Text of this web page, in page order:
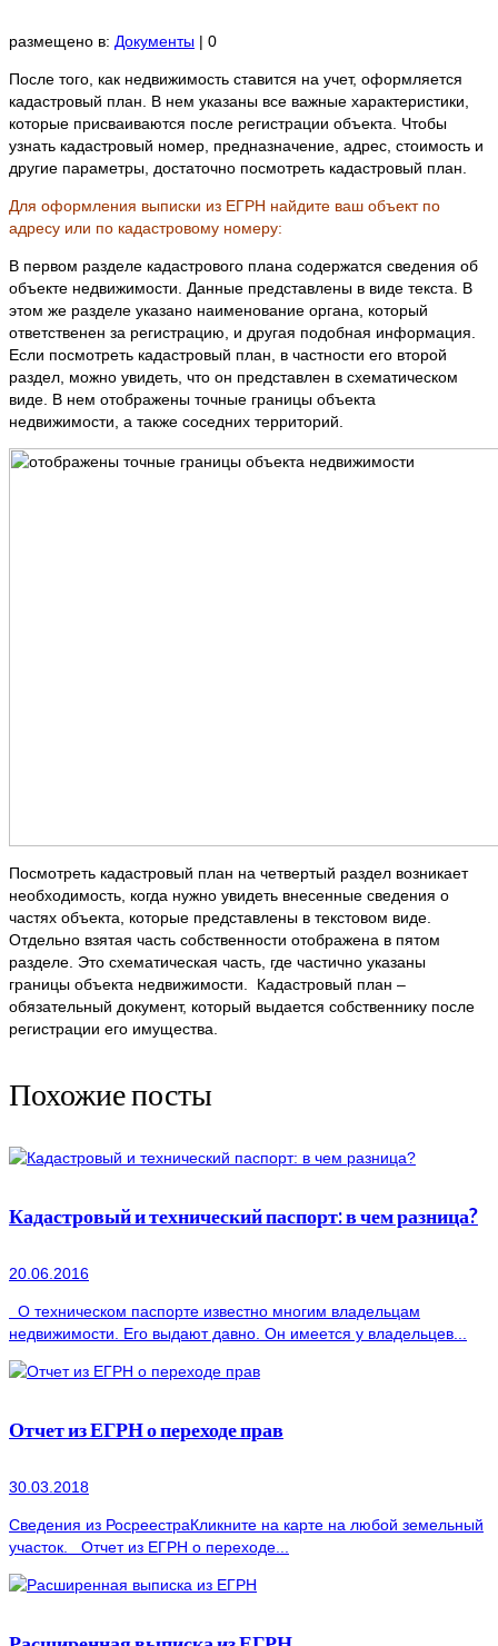
размещено в: Документы | 0
После того, как недвижимость ставится на учет, оформляется
кадастровый план. В нем указаны все важные характеристики,
которые присваиваются после регистрации объекта. Чтобы
узнать кадастровый номер, предназначение, адрес, стоимость и
другие параметры, достаточно посмотреть кадастровый план.
Для оформления выписки из ЕГРН найдите ваш объект по
адресу или по кадастровому номеру:
В первом разделе кадастрового плана содержатся сведения об
объекте недвижимости. Данные представлены в виде текста. В
этом же разделе указано наименование органа, который
ответственен за регистрацию, и другая подобная информация.
Если посмотреть кадастровый план, в частности его второй
раздел, можно увидеть, что он представлен в схематическом
виде. В нем отображены точные границы объекта
недвижимости, а также соседних территорий.
Посмотреть кадастровый план на четвертый раздел возникает
необходимость, когда нужно увидеть внесенные сведения о
частях объекта, которые представлены в текстовом виде.
Отдельно взятая часть собственности отображена в пятом
разделе. Это схематическая часть, где частично указаны
границы объекта недвижимости. Кадастровый план –
обязательный документ, который выдается собственнику после
регистрации его имущества.
Похожие посты
Кадастровый и технический паспорт: в чем разница?
20.06.2016
О техническом паспорте известно многим владельцам
недвижимости. Его выдают давно. Он имеется у владельцев...
Отчет из ЕГРН о переходе прав
30.03.2018
Сведения из РосреестраКликните на карте на любой земельный
участок. Отчет из ЕГРН о переходе...